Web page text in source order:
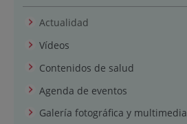
Actualidad
Vídeos
Contenidos de salud
Agenda de eventos
Galería fotográfica y multimedia